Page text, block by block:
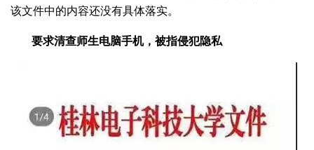
该文件中的内容还没有具体落实。
要求清查师生电脑手机，被指侵犯隐私